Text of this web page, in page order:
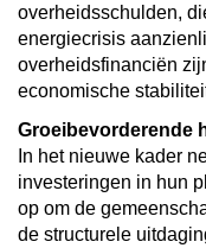
overheidsschulden,
energiecrisis
overheidsfinanciën
economische
Groeibevorderende
In het nieuwe kader
investeringen in hun
op om de
de structurele